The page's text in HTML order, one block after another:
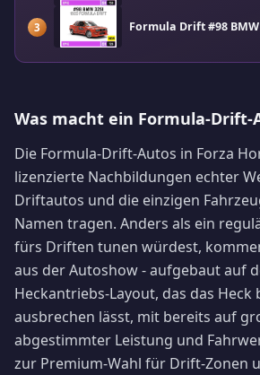
3 Formula Drift #98 BMW
Was macht ein Formula-Drift-
Die Formula-Drift-Autos in Forza
lizenzierte Nachbildungen echter
Driftautos und die einzigen
Namen tragen. Anders als ein
fürs Driften tunen würdest,
aus der Autoshow - aufgebaut auf
Heckantriebs-Layout, das das Heck
ausbrechen lässt, mit bereits auf
abgestimmter Leistung und
zur Premium-Wahl für Drift-Zonen